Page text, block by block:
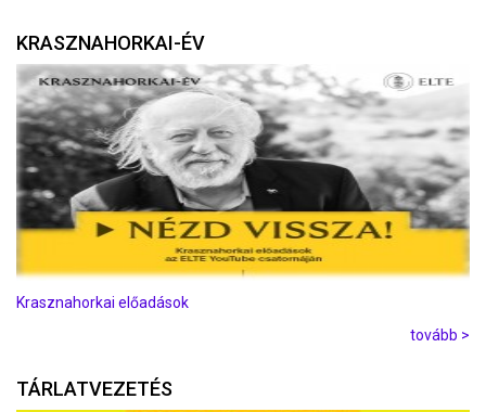
KRASZNAHORKAI-ÉV
Krasznahorkai előadások
tovább >
TÁRLATVEZETÉS